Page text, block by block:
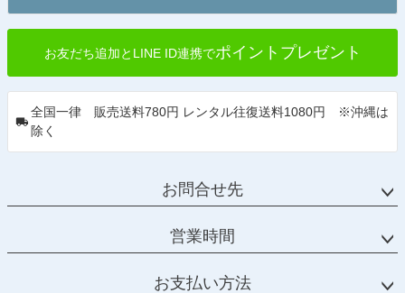
お友だち追加とLINE ID連携でポイントプレゼント
全国一律 販売送料780円 レンタル往復送料1080円 ※沖縄は
除く
お問合せ先
営業時間
お支払い方法